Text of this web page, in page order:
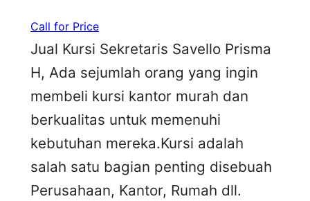
Call for Price
Jual Kursi Sekretaris Savello Prisma
H, Ada sejumlah orang yang ingin
membeli kursi kantor murah dan
berkualitas untuk memenuhi
kebutuhan mereka.Kursi adalah
salah satu bagian penting disebuah
Perusahaan, Kantor, Rumah dll.